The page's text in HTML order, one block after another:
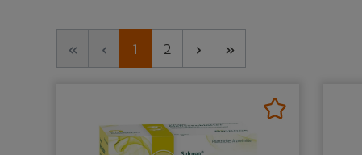
Seite
1 Seite
2